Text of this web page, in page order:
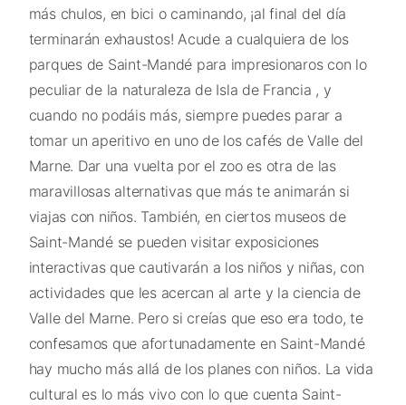
más chulos, en bici o caminando, ¡al final del día
terminarán exhaustos! Acude a cualquiera de los
parques de Saint-Mandé para impresionaros con lo
peculiar de la naturaleza de Isla de Francia , y
cuando no podáis más, siempre puedes parar a
tomar un aperitivo en uno de los cafés de Valle del
Marne. Dar una vuelta por el zoo es otra de las
maravillosas alternativas que más te animarán si
viajas con niños. También, en ciertos museos de
Saint-Mandé se pueden visitar exposiciones
interactivas que cautivarán a los niños y niñas, con
actividades que les acercan al arte y la ciencia de
Valle del Marne. Pero si creías que eso era todo, te
confesamos que afortunadamente en Saint-Mandé
hay mucho más allá de los planes con niños. La vida
cultural es lo más vivo con lo que cuenta Saint-